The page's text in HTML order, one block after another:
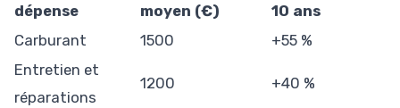
dépense
moyen (€)
10 ans
Carburant
1500
+55 %
Entretien et
réparations
1200 +40 %